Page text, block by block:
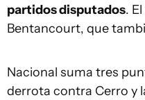
partidos disputados.
Bentancourt, que
Nacional suma tres
derrota contra Cerro y